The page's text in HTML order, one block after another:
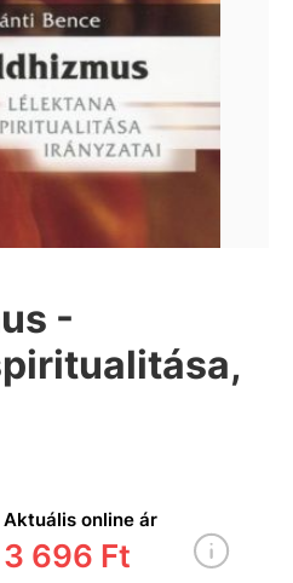
-
Aktuális online ár
3 696 Ft